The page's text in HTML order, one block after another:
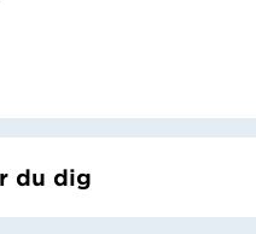
du dig